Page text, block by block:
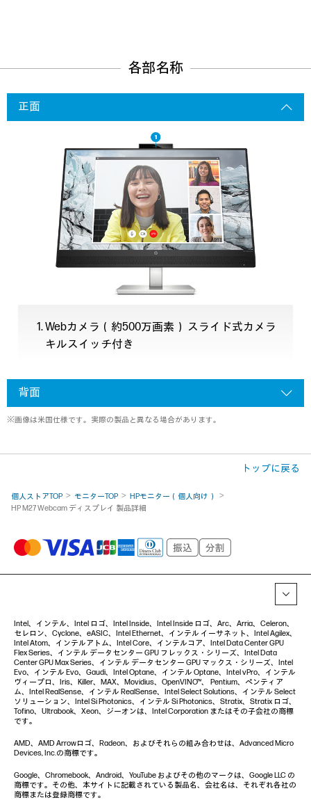
各部名称
正面
Webカメラ（約500万画素） スライド式カメラ
キルスイッチ付き
背面
※画像は米国仕様です。実際の製品と異なる場合があります。
トップに戻る
個人ストアTOP モニターTOP
HPモニター（個人向け）
HP M27 Webcam ディスプレイ 製品詳細
Intel、インテル、Intel ロゴ、Intel Inside、Intel Inside ロゴ、Arc、Arria、Celeron、
セレロン、Cyclone、eASIC、Intel Ethernet、インテル イーサネット、Intel Agilex、
Intel Atom、インテルアトム、Intel Core、インテルコア、Intel Data Center GPU
Flex Series、インテル データセンター GPU フレックス・シリーズ、Intel Data
Center GPU Max Series、インテル データセンター GPU マックス・シリーズ、Intel
Evo、インテル Evo、Gaudi、Intel Optane、インテル Optane、Intel vPro、インテル
ヴィープロ、Iris、Killer、MAX、Movidius、OpenVINO™、 Pentium、ペンティア
ム、Intel RealSense、インテル RealSense、Intel Select Solutions、インテル Select
ソリューション、Intel Si Photonics、インテル Si Photonics、Stratix、Stratix ロゴ、
Tofino、Ultrabook、Xeon、ジーオンは、Intel Corporation またはその子会社の商標
です。
AMD、AMD Arrowロゴ、Radeon、およびそれらの組み合わせは、Advanced Micro
Devices, Inc.の商標です。
Google、Chromebook、Android、YouTube およびその他のマークは、Google LLC の
商標です。その他、本サイトに記載されている製品名、会社名は、それぞれ各社の
商標または登録商標です。